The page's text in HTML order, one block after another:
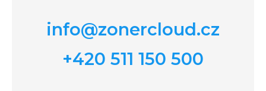
info@zonercloud.cz
+420 511 150 500